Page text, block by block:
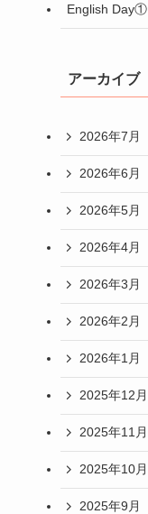
English Day①
アーカイブ
2026年7月
2026年6月
2026年5月
2026年4月
2026年3月
2026年2月
2026年1月
2025年12月
2025年11月
2025年10月
2025年9月